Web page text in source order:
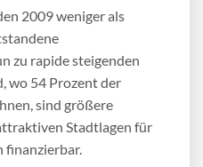
2009 weniger als
zu rapide steigenden
wo 54 Prozent der
sind größere
Stadtlagen für
finanzierbar.